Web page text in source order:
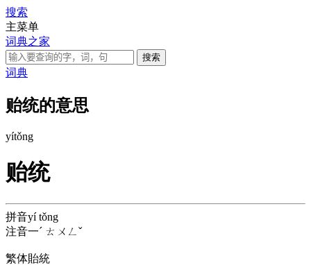
搜索
主菜单
词典之家
词典
贻统的意思
yítǒng
贻统
拼音yí tǒng
注音一ˊ ㄊㄨㄥˇ
繁体貽統